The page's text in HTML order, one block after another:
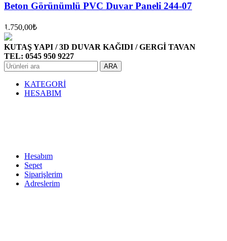
Beton Görünümlü PVC Duvar Paneli 244-07
1.750,00₺
KUTAŞ YAPI / 3D DUVAR KAĞIDI / GERGİ TAVAN
TEL: 0545 950 9227
ARA
KATEGORİ
HESABIM
Hesabım
Sepet
Siparişlerim
Adreslerim